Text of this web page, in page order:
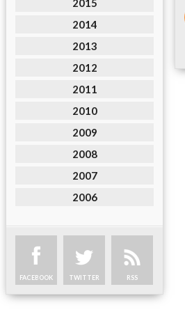
2015
2014
2013
2012
2011
2010
2009
2008
2007
2006
FACEBOOK TWITTER RSS